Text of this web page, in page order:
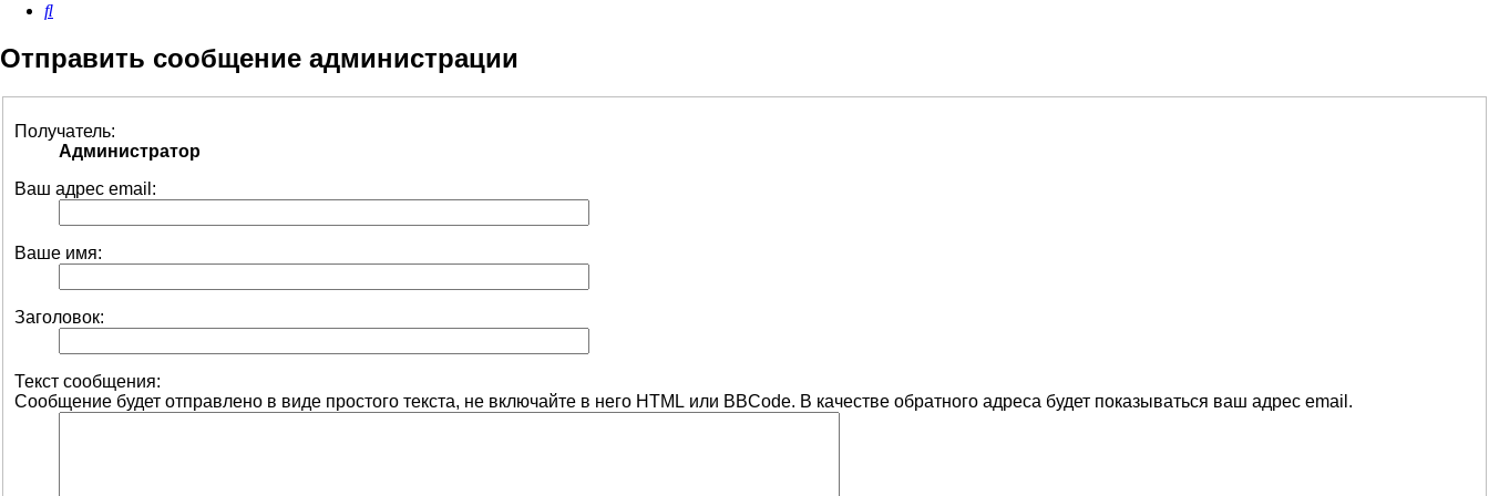
Поиск
Отправить сообщение администрации
Получатель:
Администратор
Ваш адрес email:
Ваше имя:
Заголовок:
Текст сообщения:
Сообщение будет отправлено в виде простого текста, не включайте в него HTML или BBCode. В качестве обратного адреса будет показываться ваш адрес email.